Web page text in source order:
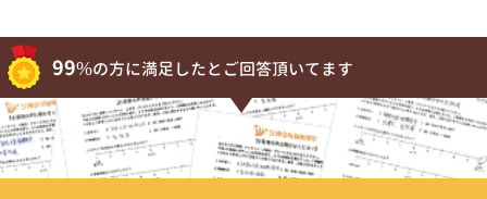
99%の方に満足したとご回答頂いてます